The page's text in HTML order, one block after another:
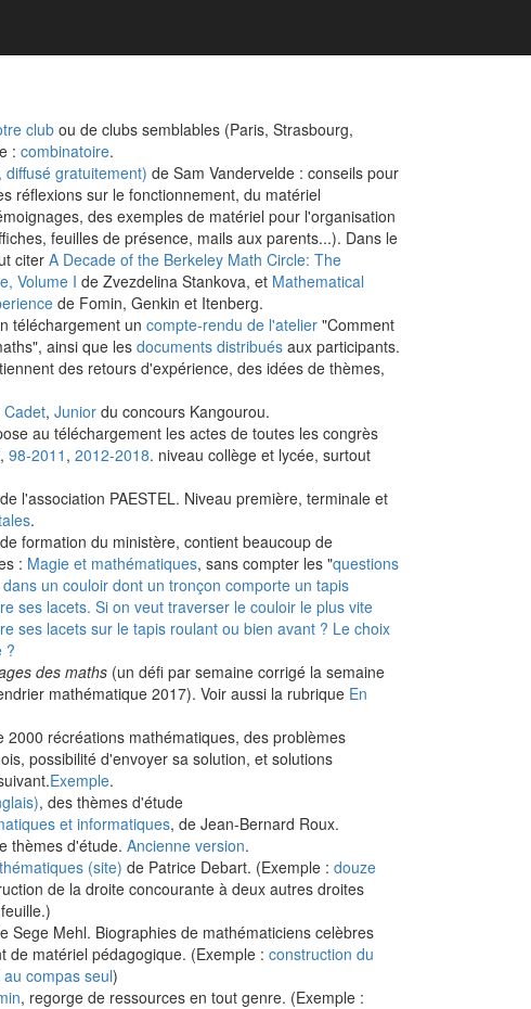
club ou de clubs semblables (Paris, Strasbourg,
: combinatoire.
gratuitement) de Sam Vandervelde : conseils pour
réflexions sur le fonctionnement, du matériel
des exemples de matériel pour l'organisation
feuilles de présence, mails aux parents...). Dans le
citer A Decade of the Berkeley Math Circle: The
Volume I de Zvezdelina Stankova, et Mathematical
de Fomin, Genkin et Itenberg.
téléchargement un compte-rendu de l'atelier "Comment
ainsi que les documents distribués aux participants.
des retours d'expérience, des idées de thèmes,
Cadet, Junior du concours Kangourou.
au téléchargement les actes de toutes les congrès
, 98-2011 , 2012-2018. niveau collège et lycée, surtout
de l'association PAESTEL. Niveau première, terminale et
.
formation du ministère, contient beaucoup de
: Magie et mathématiques, sans compter les "questions
dans un couloir dont un tronçon comporte un tapis
ses lacets. Si on veut traverser le couloir le plus vite
ses lacets sur le tapis roulant ou bien avant ? Le choix
?
des maths (un défi par semaine corrigé la semaine
mathématique 2017). Voir aussi la rubrique En
2000 récréations mathématiques, des problèmes
possibilité d'envoyer sa solution, et solutions
Exemple.
, des thèmes d'étude
et informatiques, de Jean-Bernard Roux.
thèmes d'étude. Ancienne version.
(site) de Patrice Debart. (Exemple : douze
de la droite concourante à deux autres droites
Sege Mehl. Biographies de mathématiciens celèbres
de matériel pédagogique. (Exemple : construction du
compas seul)
, regorge de ressources en tout genre. (Exemple :